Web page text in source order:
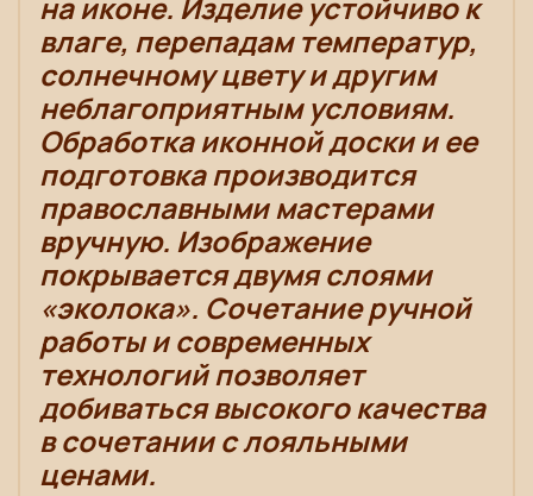
на иконе. Изделие устойчиво к
влаге, перепадам температур,
солнечному цвету и другим
неблагоприятным условиям.
Обработка иконной доски и ее
подготовка производится
православными мастерами
вручную. Изображение
покрывается двумя слоями
«эколока». Сочетание ручной
работы и современных
технологий позволяет
добиваться высокого качества
в сочетании с лояльными
ценами.